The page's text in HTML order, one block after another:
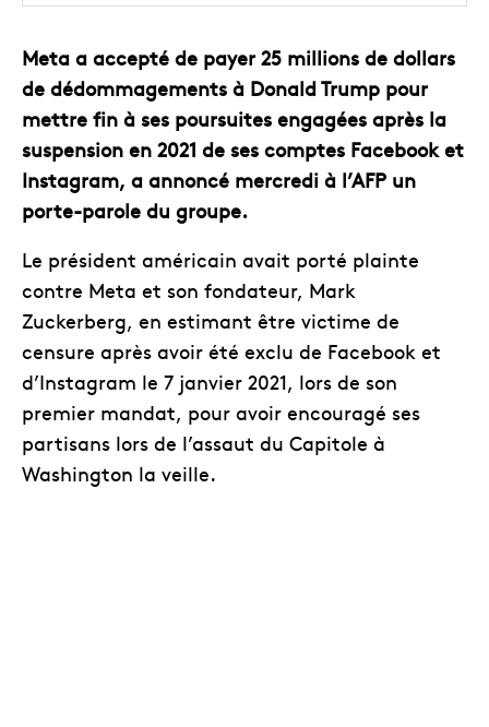
Meta a accepté de payer 25 millions de dollars
de dédommagements à Donald Trump pour
mettre fin à ses poursuites engagées après la
suspension en 2021 de ses comptes Facebook et
Instagram, a annoncé mercredi à l’AFP un
porte-parole du groupe.
Le président américain avait porté plainte
contre Meta et son fondateur, Mark
Zuckerberg, en estimant être victime de
censure après avoir été exclu de Facebook et
d’Instagram le 7 janvier 2021, lors de son
premier mandat, pour avoir encouragé ses
partisans lors de l’assaut du Capitole à
Washington la veille.